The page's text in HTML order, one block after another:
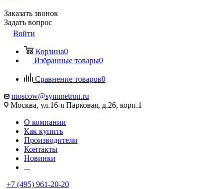
Заказать звонок
Задать вопрос
Войти
Корзина0
Избранные товары0
Сравнение товаров0
moscow@symmetron.ru
Москва, ул.16-я Парковая, д.26, корп.1
О компании
Как купить
Производители
Контакты
Новинки
...
+7 (495) 961-20-20